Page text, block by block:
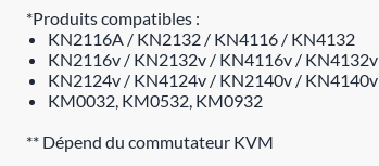
*Produits compatibles :
KN2116A / KN2132 / KN4116 / KN4132
KN2116v / KN2132v / KN4116v / KN4132v
KN2124v / KN4124v / KN2140v / KN4140v
KM0032, KM0532, KM0932
** Dépend du commutateur KVM